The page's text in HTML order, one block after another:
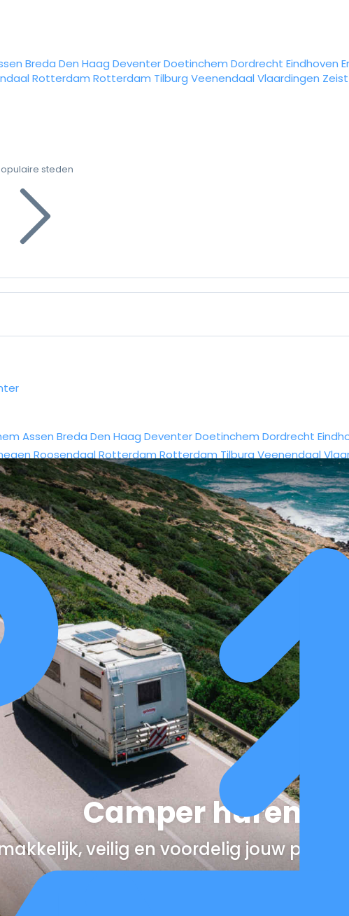
Breda Den Haag DeventerDoetinchem Dordrecht Eindhoven
Rotterdam Rotterdam Tilburg Veenendaal Vlaardingen Zeist
steden
Assen Breda Den Haag DeventerDoetinchem Dordrecht
Roosendaal Rotterdam Rotterdam Tilburg Veenendaal
Camper huren
veilig en voordelig jouw